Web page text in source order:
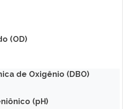
(OD)
de Oxigênio (DBO)
(pH)